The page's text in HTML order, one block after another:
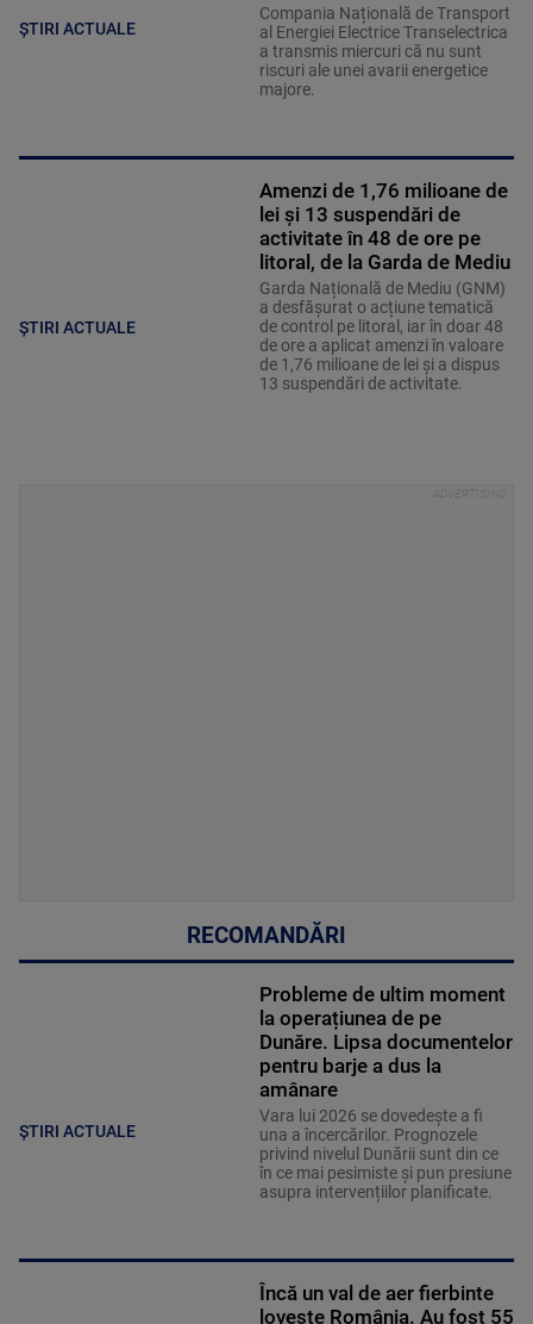
ȘTIRI ACTUALE
Compania Națională de Transport
al Energiei Electrice Transelectrica
a transmis miercuri că nu sunt
riscuri ale unei avarii energetice
majore.
ȘTIRI ACTUALE
Amenzi de 1,76 milioane de
lei și 13 suspendări de
activitate în 48 de ore pe
litoral, de la Garda de Mediu
Garda Națională de Mediu (GNM)
a desfășurat o acțiune tematică
de control pe litoral, iar în doar 48
de ore a aplicat amenzi în valoare
de 1,76 milioane de lei și a dispus
13 suspendări de activitate.
RECOMANDĂRI
ȘTIRI ACTUALE
Probleme de ultim moment
la operațiunea de pe
Dunăre. Lipsa documentelor
pentru barje a dus la
amânare
Vara lui 2026 se dovedește a fi
una a încercărilor. Prognozele
privind nivelul Dunării sunt din ce
în ce mai pesimiste și pun presiune
asupra intervențiilor planificate.
Încă un val de aer fierbinte
lovește România. Au fost 55